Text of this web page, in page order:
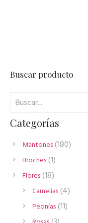
Buscar producto
Categorías
Mantones 180180
Broches 11
producto
Flores 1818
productos
Camelias 44
Peonías 1111